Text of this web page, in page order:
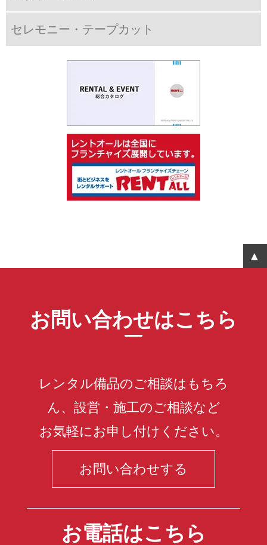
セレモニー・テープカット
お問い合わせはこちら
レンタル備品のご相談はもちろ
ん、設営・施工のご相談など
お気軽にお申し付けください。
お問い合わせする
お電話はこちら